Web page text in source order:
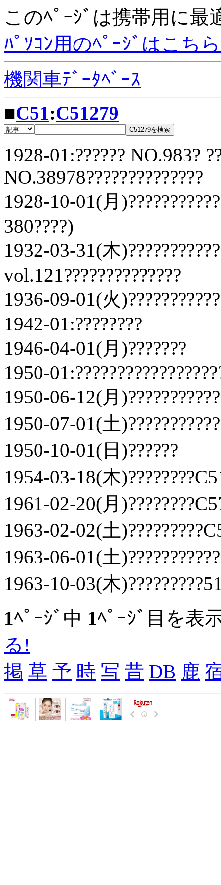
このﾍﾟｰｼﾞは携帯用に最
ﾊﾟｿｺﾝ用のﾍﾟｰｼﾞはこちら
機関車ﾃﾞｰﾀﾍﾞｰｽ
■C51:C51279
1928-01:?????? NO.983?
NO.38978??????????????
1928-10-01(月
380????)
1932-03-31(木
vol.121??????????????
1936-09-01(火
1942-01:????????
1946-04-01(月)???????
1950-
1950-06-12(月
1950-07-01(土
1950-10-01(日)??????
1954-03-18(木
1961-02-20(月
1963-02-02(土
1963-06-01(土
1963-10-03(木
1ﾍﾟｰｼﾞ中 1ﾍﾟｰｼﾞ目を表
る!
掲 草 予 時 写 昔 DB 鹿